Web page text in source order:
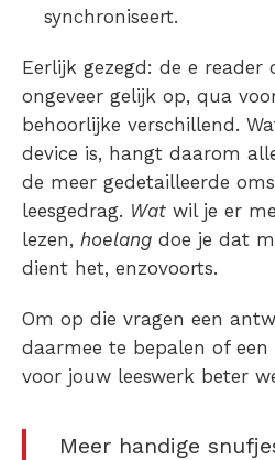
synchroniseert.
Eerlijk gezegd: de e reader
ongeveer gelijk op, qua
behoorlijke verschillend.
device is, hangt daarom
de meer gedetailleerde
leesgedrag. Wat wil je er
lezen, hoelang doe je dat
dient het, enzovoorts.
Om op die vragen een
daarmee te bepalen of
voor jouw leeswerk beter
Meer handige